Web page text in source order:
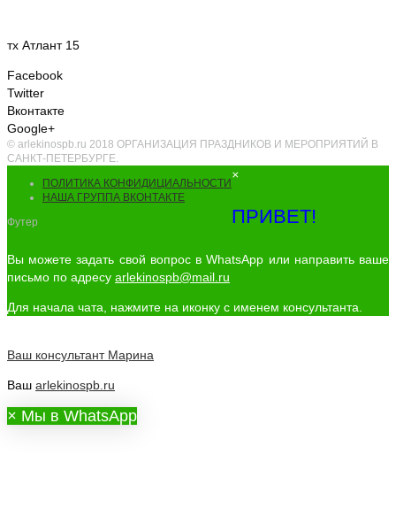
тх Атлант 15
Facebook
Twitter
Вконтакте
Google+
© arlekinospb.ru 2018 ОРГАНИЗАЦИЯ ПРАЗДНИКОВ И МЕРОПРИЯТИЙ В
САНКТ-ПЕТЕРБУРГЕ.
ПОЛИТИКА КОНФИДИЦИАЛЬНОСТИ
НАША ГРУППА ВКОНТАКТЕ
Футер
×
ПРИВЕТ!
Вы можете задать свой вопрос в WhatsApp или направить ваше
письмо по адресу arlekinospb@mail.ru
Для начала чата, нажмите на иконку с именем консультанта.
Ваш консультант Марина
Ваш arlekinospb.ru
× Мы в WhatsApp